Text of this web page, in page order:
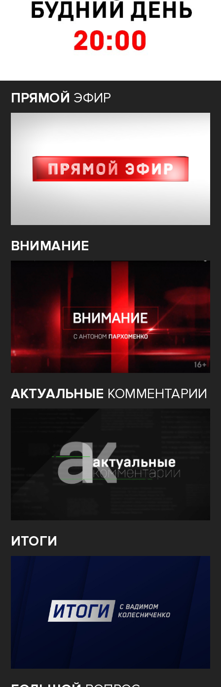
ПРЯМОЙ ЭФИР
ВНИМАНИЕ
АКТУАЛЬНЫЕ КОММЕНТАРИИ
ИТОГИ